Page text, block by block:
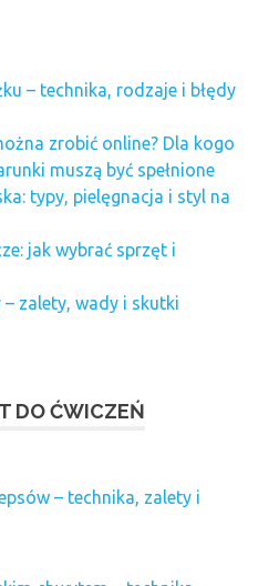
– technika, rodzaje i błędy
zrobić online? Dla kogo
muszą być spełnione
typy, pielęgnacja i styl na
jak wybrać sprzęt i
zalety, wady i skutki
DO ĆWICZEŃ
– technika, zalety i